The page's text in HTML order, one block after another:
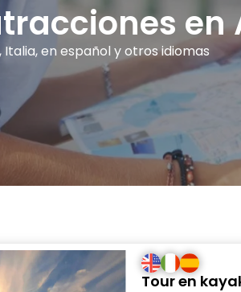
en
Italia, en español y otros idiomas
Tour en